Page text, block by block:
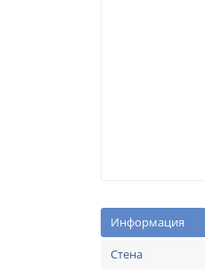
Информация
Стена